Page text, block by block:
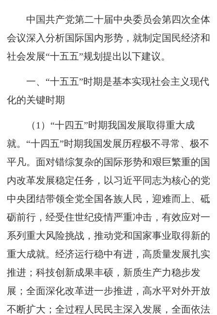
中国共产党第二十届中央委员会第四次全体
会议深入分析国际国内形势，就制定国民经济和
社会发展“十五五”规划提出以下建议。
一、“十五五”时期是基本实现社会主义现代
化的关键时期
（1）“十四五”时期我国发展取得重大成
就。“十四五”时期我国发展历程极不寻常、极不
平凡。面对错综复杂的国际形势和艰巨繁重的国
内改革发展稳定任务，以习近平同志为核心的党
中央团结带领全党全国各族人民，迎难而上、砥
砺前行，经受住世纪疫情严重冲击，有效应对一
系列重大风险挑战，推动党和国家事业取得新的
重大成就。经济运行稳中有进，高质量发展扎实
推进；科技创新成果丰硕，新质生产力稳步发
展；全面深化改革进一步推进，高水平对外开放
不断扩大；全过程人民民主深入发展，全面依法